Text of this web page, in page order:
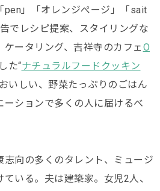
pen」「オレンジぺージ」「sait
でレシピ提案、スタイリングな
ータリング、吉祥寺のカフェ O
た“ナチュラルフードクッキン
いしい、野菜たっぷりのごはん
ーションで多くの人に届けるべ
志向の多くのタレント、ミュージ
いる。夫は建築家。女児2人、